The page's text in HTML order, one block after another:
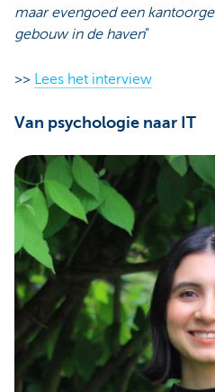
maar evengoed een
gebouw in de haven"
>> Lees het interview
Van psychologie naar IT